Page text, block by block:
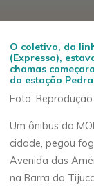
O coletivo, da
(Expresso),
chamas
da estação
Foto:
Um ônibus da
cidade, pegou
Avenida das
na Barra da